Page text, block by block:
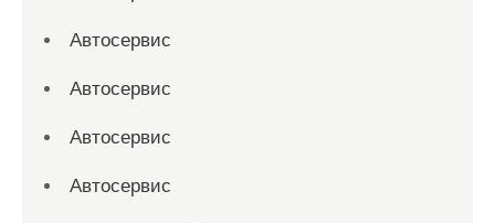
Автосервис
Автосервис
Автосервис
Автосервис